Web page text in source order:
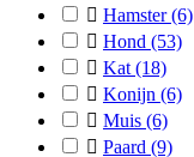
 Hamster(6)
 Hond (53)
 Kat (18)
 Konijn (6)
 Muis (6)
 Paard (9)